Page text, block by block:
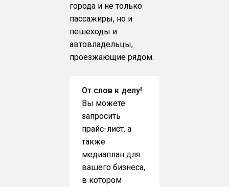
города и не только
пассажиры, но и
пешеходы и
автовладельцы,
проезжающие рядом.
От слов к делу!
Вы можете
запросить
прайс-лист, а
также
медиаплан для
вашего бизнеса,
в котором